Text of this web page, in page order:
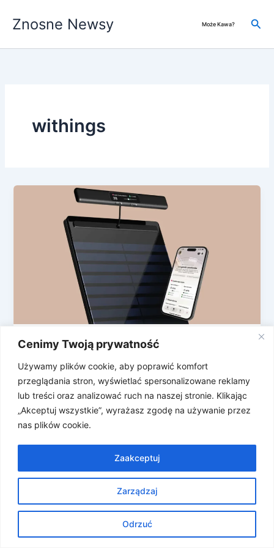
Cenimy Twoją prywatność
Używamy plików cookie, aby poprawić komfort
przeglądania stron, wyświetlać spersonalizowane reklamy
lub treści oraz analizować ruch na naszej stronie. Klikając
„Akceptuj wszystkie”, wyrażasz zgodę na używanie przez
nas plików cookie.
Zarządzaj
Odrzuć
Zaakceptuj
Znosne Newsy Może Kawa?
withings
Body Scan 2: Waga, która liczy ile
Withings to stare wyjadacze targów CES – sami
organizatorzy wspominają, że goszczą firmę od
2011 roku oraz, że regularnie zbiera […]
Prawa autorskie © 2026 Znosne Newsy | Obsługiwane przez
Motyw Astra WordPress